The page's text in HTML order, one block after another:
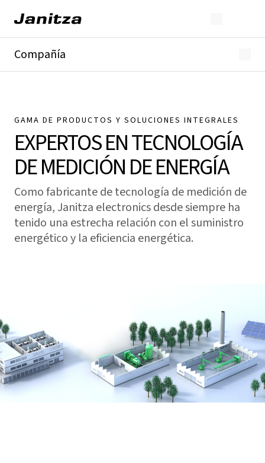
Compañía
Nuestra gama de productos
GAMA DE PRODUCTOS Y SOLUCIONES INTEGRALES
EXPERTOS EN TECNOLOGÍA
DE MEDICIÓN DE ENERGÍA
Como fabricante de tecnología de medición de
energía, Janitza electronics desde siempre ha
tenido una estrecha relación con el suministro
energético y la eficiencia energética.